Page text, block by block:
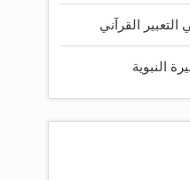
التعبير القرآني
النبوية